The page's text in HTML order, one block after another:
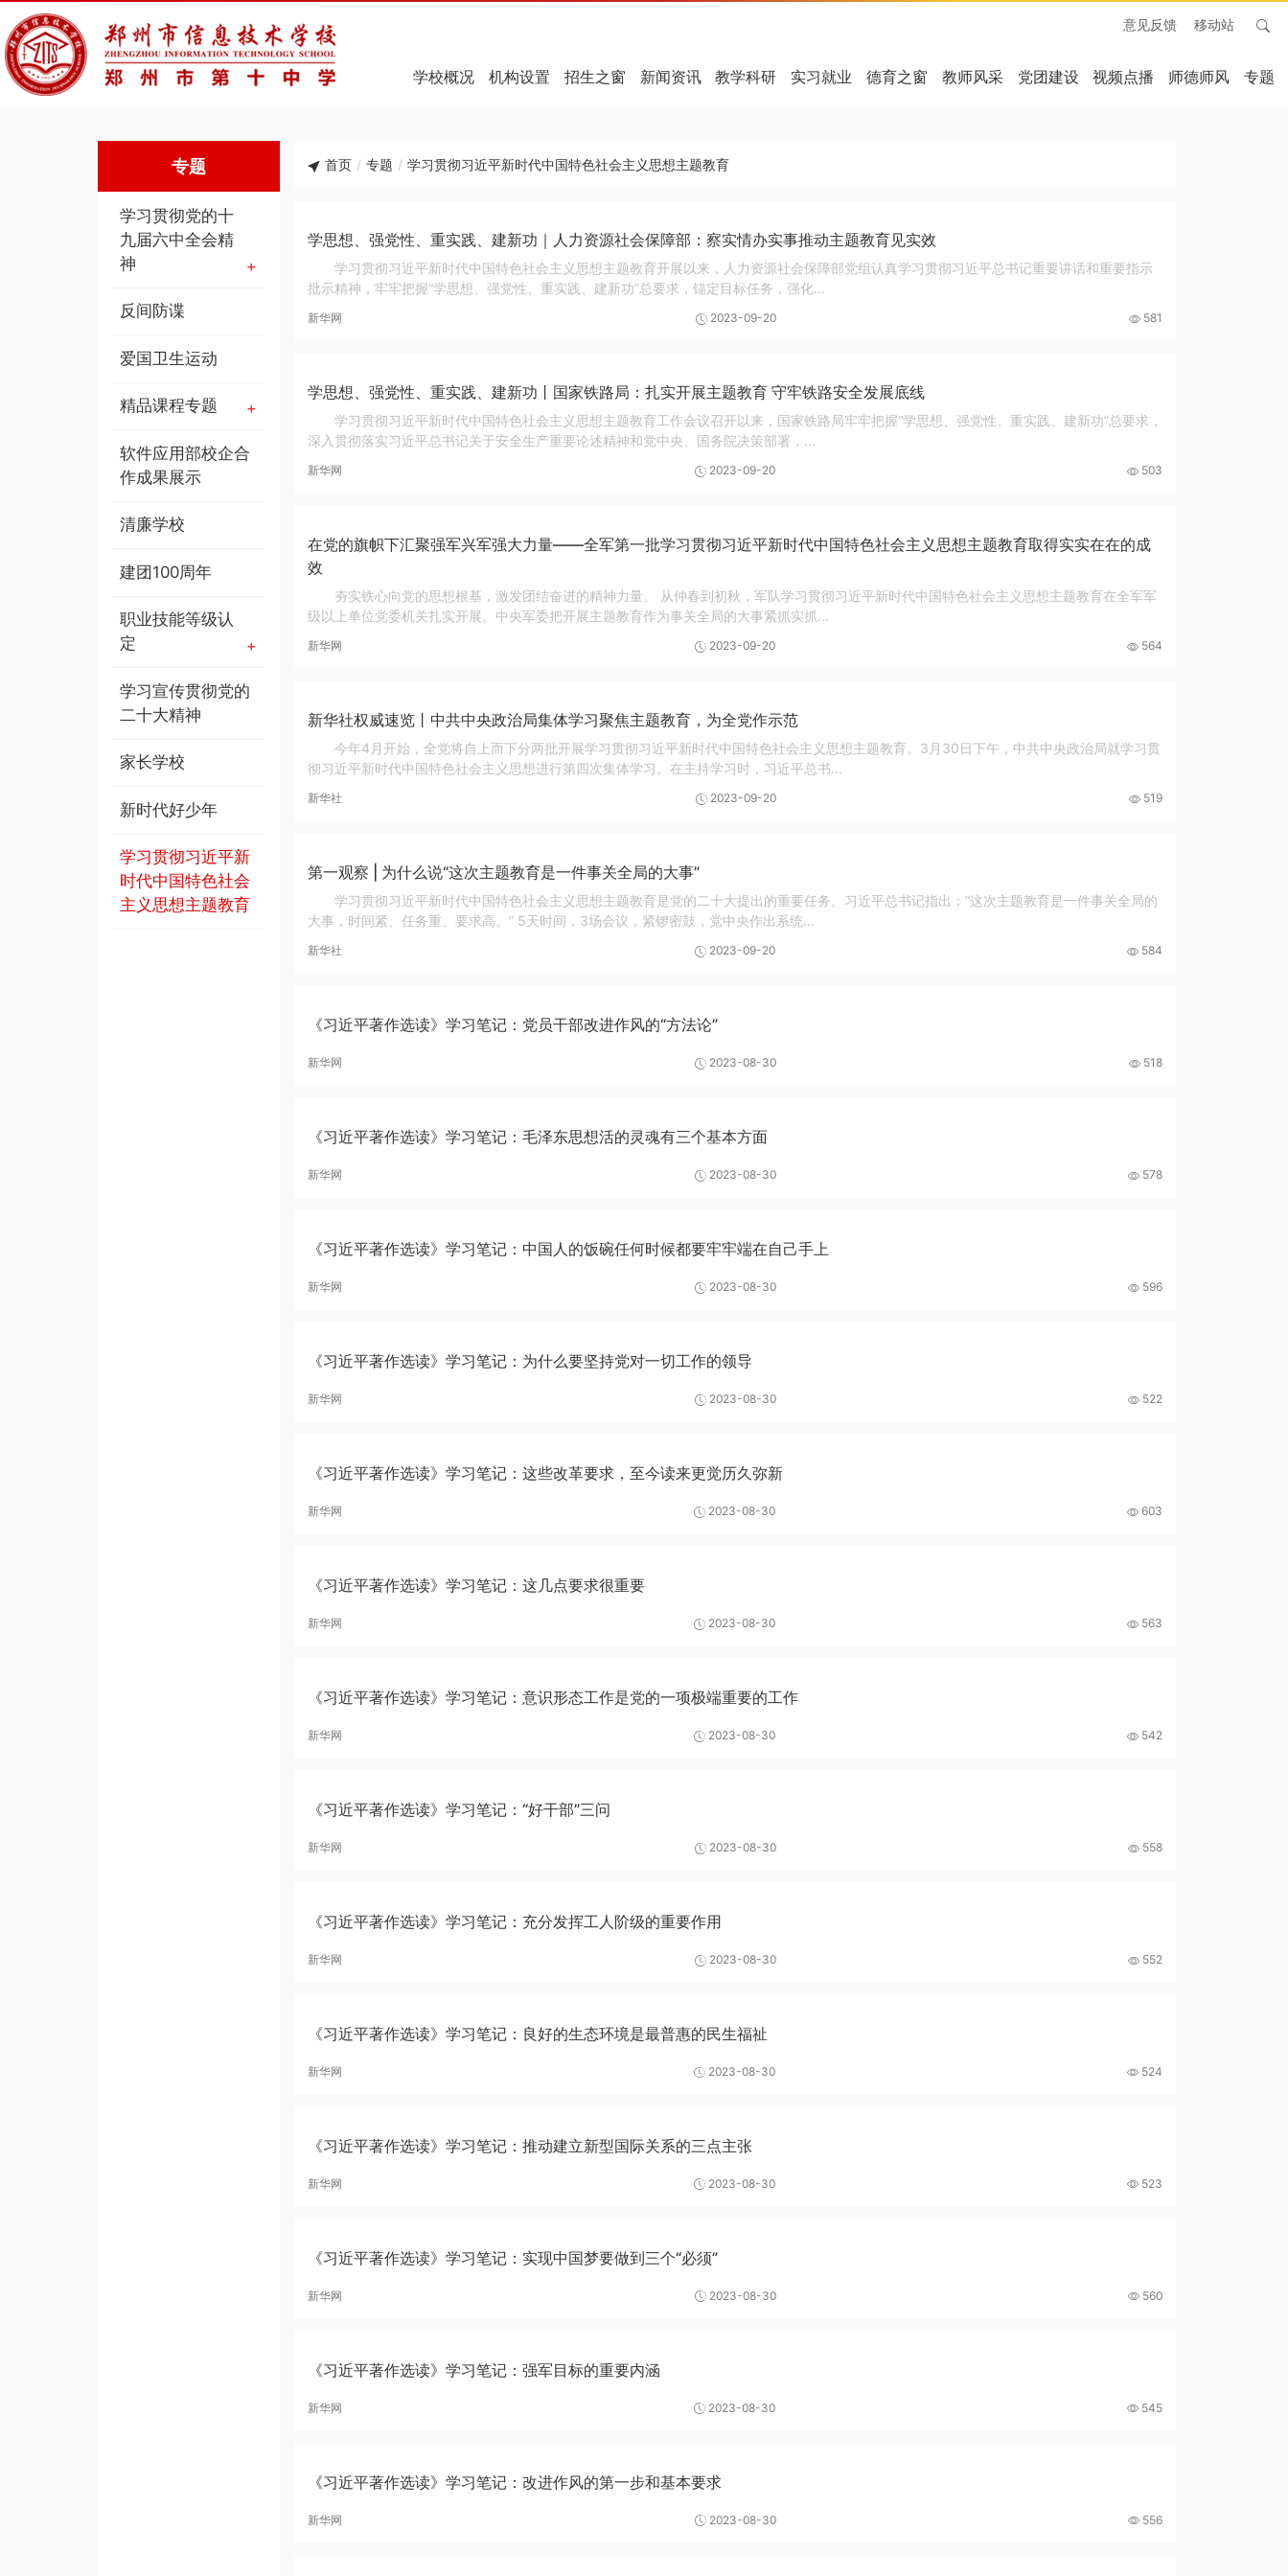
意见反馈 移动站
学校概况 机构设置 招生之窗 新闻资讯 教学科研 实习就业 德育之窗 教师风采 党团建设 视频点播 师德师风 专题
专题
学习贯彻党的十
九届六中全会精
神
反间防谍
爱国卫生运动
精品课程专题
软件应用部校企合
作成果展示
清廉学校
建团100周年
职业技能等级认
定
学习宣传贯彻党的
二十大精神
家长学校
新时代好少年
学习贯彻习近平新
时代中国特色社会
主义思想主题教育
首页 / 专题 / 学习贯彻习近平新时代中国特色社会主义思想主题教育
学思想、强党性、重实践、建新功｜人力资源社会保障部：察实情办实事推动主题教育见实效
学习贯彻习近平新时代中国特色社会主义思想主题教育开展以来，人力资源社会保障部党组认真学习贯彻习近平总书记重要讲话和重要指示
批示精神，牢牢把握“学思想、强党性、重实践、建新功”总要求，锚定目标任务，强化...
新华网 2023-09-20 581
学思想、强党性、重实践、建新功丨国家铁路局：扎实开展主题教育 守牢铁路安全发展底线
学习贯彻习近平新时代中国特色社会主义思想主题教育工作会议召开以来，国家铁路局牢牢把握“学思想、强党性、重实践、建新功”总要求，
深入贯彻落实习近平总书记关于安全生产重要论述精神和党中央、国务院决策部署，...
新华网 2023-09-20 503
在党的旗帜下汇聚强军兴军强大力量——全军第一批学习贯彻习近平新时代中国特色社会主义思想主题教育取得实实在在的成
效
夯实铁心向党的思想根基，激发团结奋进的精神力量。 从仲春到初秋，军队学习贯彻习近平新时代中国特色社会主义思想主题教育在全军军
级以上单位党委机关扎实开展。中央军委把开展主题教育作为事关全局的大事紧抓实抓...
新华网 2023-09-20 564
新华社权威速览丨中共中央政治局集体学习聚焦主题教育，为全党作示范
今年4月开始，全党将自上而下分两批开展学习贯彻习近平新时代中国特色社会主义思想主题教育。3月30日下午，中共中央政治局就学习贯
彻习近平新时代中国特色社会主义思想进行第四次集体学习。在主持学习时，习近平总书...
新华社 2023-09-20 519
第一观察 | 为什么说“这次主题教育是一件事关全局的大事”
学习贯彻习近平新时代中国特色社会主义思想主题教育是党的二十大提出的重要任务。习近平总书记指出：“这次主题教育是一件事关全局的
大事，时间紧、任务重、要求高。” 5天时间，3场会议，紧锣密鼓，党中央作出系统...
新华社 2023-09-20 584
《习近平著作选读》学习笔记：党员干部改进作风的“方法论”
新华网 2023-08-30 518
《习近平著作选读》学习笔记：毛泽东思想活的灵魂有三个基本方面
新华网 2023-08-30 578
《习近平著作选读》学习笔记：中国人的饭碗任何时候都要牢牢端在自己手上
新华网 2023-08-30 596
《习近平著作选读》学习笔记：为什么要坚持党对一切工作的领导
新华网 2023-08-30 522
《习近平著作选读》学习笔记：这些改革要求，至今读来更觉历久弥新
新华网 2023-08-30 603
《习近平著作选读》学习笔记：这几点要求很重要
新华网 2023-08-30 563
《习近平著作选读》学习笔记：意识形态工作是党的一项极端重要的工作
新华网 2023-08-30 542
《习近平著作选读》学习笔记：“好干部”三问
新华网 2023-08-30 558
《习近平著作选读》学习笔记：充分发挥工人阶级的重要作用
新华网 2023-08-30 552
《习近平著作选读》学习笔记：良好的生态环境是最普惠的民生福祉
新华网 2023-08-30 524
《习近平著作选读》学习笔记：推动建立新型国际关系的三点主张
新华网 2023-08-30 523
《习近平著作选读》学习笔记：实现中国梦要做到三个“必须”
新华网 2023-08-30 560
《习近平著作选读》学习笔记：强军目标的重要内涵
新华网 2023-08-30 545
《习近平著作选读》学习笔记：改进作风的第一步和基本要求
新华网 2023-08-30 556